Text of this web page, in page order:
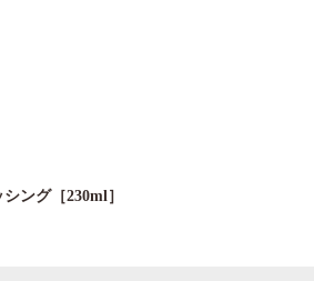
ング［230ml］